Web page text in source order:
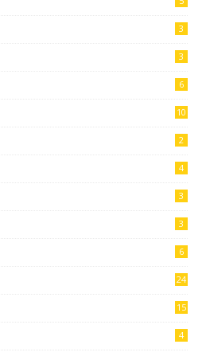
3
3
6
10
2
4
3
3
6
24
15
4